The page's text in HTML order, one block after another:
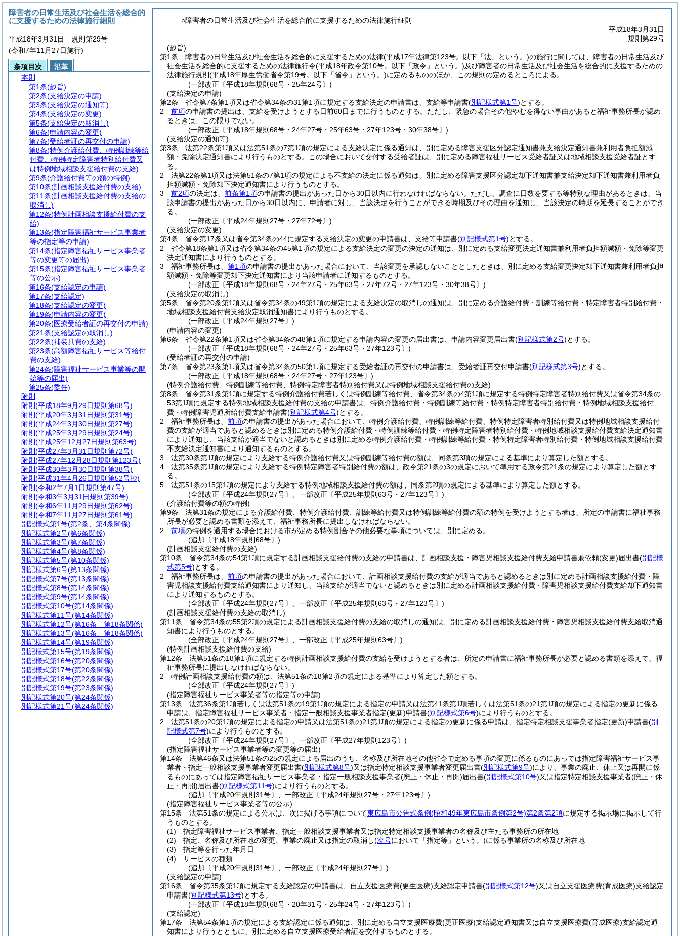
○障害者の日常生活及び社会生活を総合的に支援するための法律施行細則
平成18年3月31日
規則第29号
(趣旨)
第1条
障害者の日常生活及び社会生活を総合的に支援するための法律(平成17年法律第123号。以下「法」という。)の施行に関しては、障害者の日常生活及び
社会生活を総合的に支援するための法律施行令(平成18年政令第10号。以下「政令」という。)及び障害者の日常生活及び社会生活を総合的に支援するための
法律施行規則 (平成18年厚生労働省令第19号。以下「省令」という。)に定めるもののほか、この規則の定めるところによる。
(一部改正〔平成18年規則68号・25年24号〕)
(支給決定の申請)
第2条
省令第7条第1項又は省令第34条の31第1項に規定する支給決定の申請書は、支給等申請書(別記様式第1号)とする。
2
前項の申請書の提出は、支給を受けようとする日前60日までに行うものとする。 ただし、緊急の場合その他やむを得ない事由があると福祉事務所長が認め
るときは、この限りでない。
(一部改正〔平成18年規則68号・24年27号・25年63号・27年123号・30年38号〕)
(支給決定の通知等)
第3条
法第22条第1項又は法第51条の7第1項の規定による支給決定に係る通知は、別に定める障害支援区分認定通知書兼支給決定通知書兼利用者負担額減
額・免除決定通知書により行うものとする。
この場合において交付する受給者証は、別に定める障害福祉サービス受給者証又は地域相談支援受給者証とす
る。
2
法第22条第1項又は法第51条の7第1項の規定による不支給の決定に係る通知は、別に定める障害支援区分認定却下通知書兼支給決定却下通知書兼利用者負
担額減額・免除却下決定通知書により行うものとする。
3
前2項の決定は、 前条第1項の申請書の提出があった日から30日以内に行わなければならない。 ただし、調査に日数を要する等特別な理由があるときは、当
該申請書の提出があった日から30日以内に、申請者に対し、当該決定を行うことができる時期及びその理由を通知し、当該決定の時期を延長することができ
る。
(一部改正〔平成24年規則27号・27年72号〕)
(支給決定の変更)
第4条
省令第17条又は省令第34条の44に規定する支給決定の変更の申請書は、支給等申請書(別記様式第1号)とする。
2
省令第18条第1項又は省令第34条の45第1項の規定による支給決定の変更の決定の通知は、別に定める支給変更決定通知書兼利用者負担額減額・免除等変更
決定通知書により行うものとする。
3
福祉事務所長は、 第1項の申請書の提出があった場合において、当該変更を承認しないこととしたときは、別に定める支給変更決定却下通知書兼利用者負担
額減額・免除等変更却下決定通知書により当該申請者に通知するものとする。
(一部改正〔平成18年規則68号・24年27号・25年63号・27年72号・27年123号・30年38号〕)
(支給決定の取消し)
第5条
省令第20条第1項又は省令第34条の49第1項の規定による支給決定の取消しの通知は、別に定める介護給付費・訓練等給付費・特定障害者特別給付費・
地域相談支援給付費支給決定取消通知書により行うものとする。
(一部改正〔平成24年規則27号〕)
(申請内容の変更)
第6条
省令第22条第1項又は省令第34条の48第1項に規定する申請内容の変更の届出書は、申請内容変更届出書(別記様式第2号)とする。
(一部改正〔平成18年規則68号・24年27号・25年63号・27年123号〕)
(受給者証の再交付の申請)
第7条
省令第23条第1項又は省令第34条の50第1項に規定する受給者証の再交付の申請書は、受給者証再交付申請書(別記様式第3号)とする。
(一部改正〔平成18年規則68号・24年27号・27年123号〕)
(特例介護給付費、特例訓練等給付費、特例特定障害者特別給付費又は特例地域相談支援給付費の支給)
第8条
省令第31条第1項に規定する特例介護給付費若しくは特例訓練等給付費、省令第34条の4第1項に規定する特例特定障害者特別給付費又は省令第34条の
53第1項に規定する特例地域相談支援給付費の支給の申請書は、特例介護給付費・特例訓練等給付費・特例特定障害者特別給付費・特例地域相談支援給付
費・特例障害児通所給付費支給申請書(別記様式第4号)とする。
2
福祉事務所長は、 前項の申請書の提出があった場合において、特例介護給付費、特例訓練等給付費、特例特定障害者特別給付費又は特例地域相談支援給付
費の支給が適当であると認めるときは別に定める特例介護給付費・特例訓練等給付費・特例特定障害者特別給付費・特例地域相談支援給付費支給決定通知書
により通知し、当該支給が適当でないと認めるときは別に定める特例介護給付費・特例訓練等給付費・特例特定障害者特別給付費・特例地域相談支援給付費
不支給決定通知書により通知するものとする。
3
法第30条第1項の規定により支給する特例介護給付費又は特例訓練等給付費の額は、同条第3項の規定による基準により算定した額とする。
4
法第35条第1項の規定により支給する特例特定障害者特別給付費の額は、政令第21条の3の規定において準用する政令第21条の規定により算定した額とす
る。
5
法第51条の15第1項の規定により支給する特例地域相談支援給付費の額は、同条第2項の規定による基準により算定した額とする。
(全部改正〔平成24年規則27号〕、一部改正〔平成25年規則63号・27年123号〕)
(介護給付費等の額の特例)
第9条
法第31条の規定による介護給付費、特例介護給付費、訓練等給付費又は特例訓練等給付費の額の特例を受けようとする者は、所定の申請書に福祉事務
所長が必要と認める書類を添えて、福祉事務所長に提出しなければならない。
2
前項の特例を適用する場合における市が定める特例割合その他必要な事項については、別に定める。
(追加〔平成18年規則68号〕)
(計画相談支援給付費の支給)
第10条
省令第34条の54第1項に規定する計画相談支援給付費の支給の申請書は、計画相談支援・障害児相談支援給付費支給申請書兼依頼(変更)届出書(別記様
式第5号)とする。
2
福祉事務所長は、 前項の申請書の提出があった場合において、計画相談支援給付費の支給が適当であると認めるときは別に定める計画相談支援給付費・障
害児相談支援給付費支給通知書により通知し、当該支給が適当でないと認めるときは別に定める計画相談支援給付費・障害児相談支援給付費支給却下通知書
により通知するものとする。
(全部改正〔平成24年規則27号〕、一部改正〔平成25年規則63号・27年123号〕)
(計画相談支援給付費の支給の取消し)
第11条
省令第34条の55第2項の規定による計画相談支援給付費の支給の取消しの通知は、別に定める計画相談支援給付費・障害児相談支援給付費支給取消通
知書により行うものとする。
(全部改正〔平成24年規則27号〕、一部改正〔平成25年規則63号〕)
(特例計画相談支援給付費の支給)
第12条
法第51条の18第1項に規定する特例計画相談支援給付費の支給を受けようとする者は、所定の申請書に福祉事務所長が必要と認める書類を添えて、福
祉事務所長に提出しなければならない。
2
特例計画相談支援給付費の額は、法第51条の18第2項の規定による基準により算定した額とする。
(全部改正〔平成24年規則27号〕)
(指定障害福祉サービス事業者等の指定等の申請)
第13条
法第36条第1項若しくは法第51条の19第1項の規定による指定の申請又は法第41条第1項若しくは法第51条の21第1項の規定による指定の更新に係る
申請は、指定障害福祉サービス事業者・指定一般相談支援事業者指定(更新)申請書(別記様式第6号)により行うものとする。
2
法第51条の20第1項の規定による指定の申請又は法第51条の21第1項の規定による指定の更新に係る申請は、指定特定相談支援事業者指定(更新)申請書(別
記様式第7号)により行うものとする。
(全部改正〔平成24年規則27号〕、一部改正〔平成27年規則123号〕)
(指定障害福祉サービス事業者等の変更等の届出)
第14条
法第46条又は法第51条の25の規定による届出のうち、名称及び所在地その他省令で定める事項の変更に係るものにあっては指定障害福祉サービス事
業者・指定一般相談支援事業者変更届出書(別記様式第8号)又は指定特定相談支援事業者変更届出書(別記様式第9号)により、事業の廃止、休止又は再開に係
るものにあっては指定障害福祉サービス事業者・指定一般相談支援事業者(廃止・休止・再開)届出書(別記様式第10号)又は指定特定相談支援事業者(廃止・休
止・再開)届出書(別記様式第11号)により行うものとする。
(追加〔平成20年規則31号〕、一部改正〔平成24年規則27号・27年123号〕)
(指定障害福祉サービス事業者等の公示)
第15条
法第51条の規定による公示は、次に掲げる事項について東広島市公告式条例(昭和49年東広島市条例第2号)第2条第2項に規定する掲示場に掲示して行
うものとする。
(1)
指定障害福祉サービス事業者、指定一般相談支援事業者又は指定特定相談支援事業者の名称及び主たる事務所の所在地
(2)
指定、名称及び所在地の変更、事業の廃止又は指定の取消し(次号において「指定等」という。)に係る事業所の名称及び所在地
(3)
指定等を行った年月日
(4)
サービスの種類
(追加〔平成20年規則31号〕、一部改正〔平成24年規則27号〕)
(支給認定の申請)
第16条
省令第35条第1項に規定する支給認定の申請書は、自立支援医療費(更生医療)支給認定申請書(別記様式第12号)又は自立支援医療費(育成医療)支給認定
申請書(別記様式第13号)とする。
(一部改正〔平成18年規則68号・20年31号・25年24号・27年123号〕)
(支給認定)
第17条
法第54条第1項の規定による支給認定に係る通知は、別に定める自立支援医療費(更正医療)支給認定通知書又は自立支援医療費(育成医療)支給認定通
知書により行うとともに、別に定める自立支援医療受給者証を交付するものとする。
障害者の日常生活及び社会生活を総合的
に支援するための法律施行細則
平成18年3月31日 規則第29号
(令和7年11月27日施行)
条項目次
沿革
本則
第1条(趣旨)
第2条(支給決定の申請)
第3条(支給決定の通知等)
第4条(支給決定の変更)
第5条(支給決定の取消し)
第6条(申請内容の変更)
第7条(受給者証の再交付の申請)
第8条(特例介護給付費、特例訓練等給
付費、特例特定障害者特別給付費又
は特例地域相談支援給付費の支給)
第9条(介護給付費等の額の特例)
第10条(計画相談支援給付費の支給)
第11条(計画相談支援給付費の支給の
取消し)
第12条(特例計画相談支援給付費の支
給)
第13条(指定障害福祉サービス事業者
等の指定等の申請)
第14条(指定障害福祉サービス事業者
等の変更等の届出)
第15条(指定障害福祉サービス事業者
等の公示)
第16条(支給認定の申請)
第17条(支給認定)
第18条(支給認定の変更)
第19条(申請内容の変更)
第20条(医療受給者証の再交付の申請)
第21条(支給認定の取消し)
第22条(補装具費の支給)
第23条(高額障害福祉サービス等給付
費の支給)
第24条(障害福祉サービス事業等の開
始等の届出)
第25条(委任)
附則
附則 (平成18年9月29日規則第68号)
附則 (平成20年3月31日規則第31号)
附則 (平成24年3月30日規則第27号)
附則 (平成25年3月29日規則第24号)
附則 (平成25年12月27日規則第63号)
附則 (平成27年3月31日規則第72号)
附則 (平成27年12月28日規則第123号)
附則 (平成30年3月30日規則第38号)
附則 (平成31年4月26日規則第52号抄)
附則 (令和2年7月1日規則第47号)
附則 (令和3年3月31日規則第39号)
附則 (令和6年11月29日規則第62号)
附則 (令和7年11月27日規則第61号)
別記様式第1号(第2条、第4条関係)
別記様式第2号(第6条関係)
別記様式第3号(第7条関係)
別記様式第4号(第8条関係)
別記様式第5号(第10条関係)
別記様式第6号(第13条関係)
別記様式第7号(第13条関係)
別記様式第8号(第14条関係)
別記様式第9号(第14条関係)
別記様式第10号(第14条関係)
別記様式第11号(第14条関係)
別記様式第12号(第16条、第18条関係)
別記様式第13号(第16条、第18条関係)
別記様式第14号(第19条関係)
別記様式第15号(第19条関係)
別記様式第16号(第20条関係)
別記様式第17号(第20条関係)
別記様式第18号(第22条関係)
別記様式第19号(第23条関係)
別記様式第20号(第24条関係)
別記様式第21号(第24条関係)